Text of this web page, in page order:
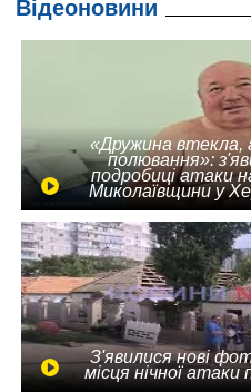
Відеоновини
«Дружина втекла,
полювання»:
подробиці атаки
Миколаївщини у
З'явилися нові
місця нічної атаки